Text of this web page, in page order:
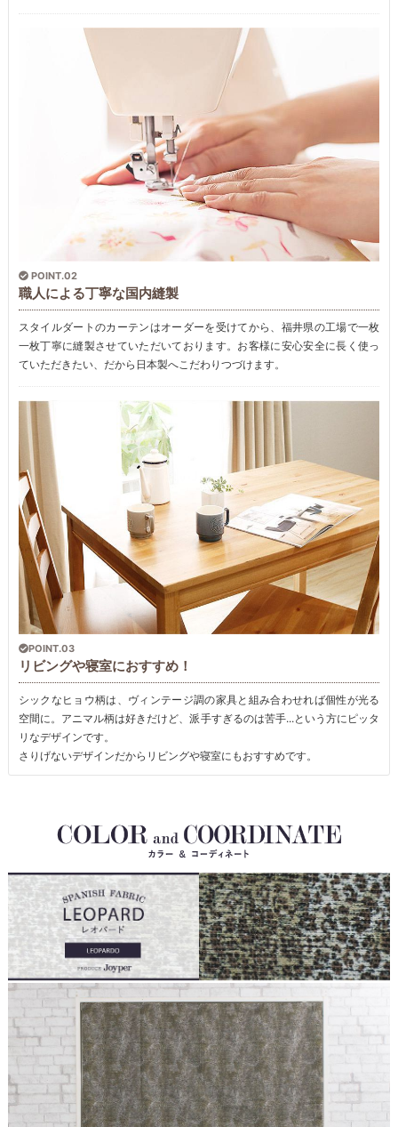
POINT.02
職人による丁寧な国内縫製
スタイルダートのカーテンはオーダーを受けてから、福井県の工場で一枚
一枚丁寧に縫製させていただいております。お客様に安心安全に長く使っ
ていただきたい、だから日本製へこだわりつづけます。
POINT.03
リビングや寝室におすすめ！
シックなヒョウ柄は、ヴィンテージ調の家具と組み合わせれば個性が光る
空間に。アニマル柄は好きだけど、派手すぎるのは苦手...という方にピッタ
リなデザインです。
さりげないデザインだからリビングや寝室にもおすすめです。